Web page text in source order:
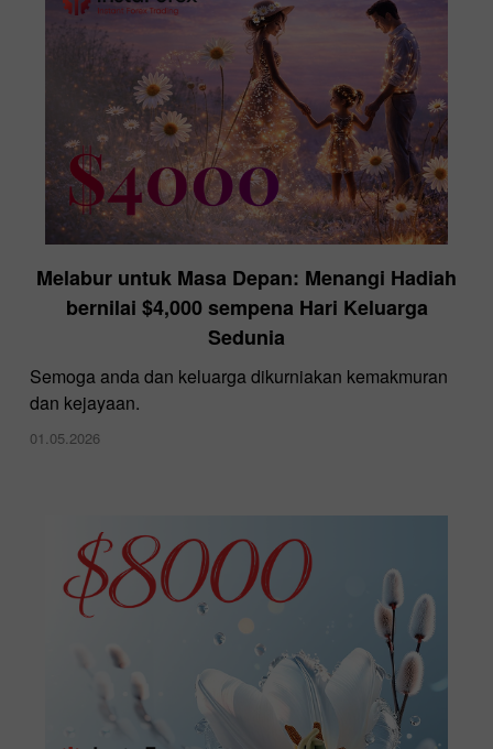
InstaForex di Ekspo Forex Dubai
28.11.2024
Melabur untuk Masa Depan: Menangi Hadiah
bernilai $4,000 sempena Hari Keluarga
Sedunia
Semoga anda dan keluarga dikurniakan kemakmuran
dan kejayaan.
01.05.2026